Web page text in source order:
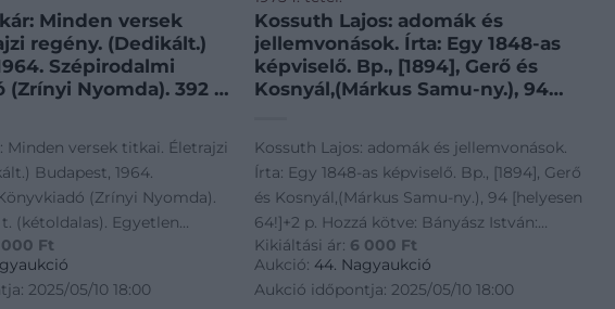
regény. (Dedikált.)
Szépirodalmi
(Zrínyi Nyomda). 392 +
minden
Ascher Oszkár.
Ascher Oszkár (1897-
díjas színész,
A mérnöknek
Oszkár munka
Budapest, 1964.
(Zrínyi Nyomda).
t. (kétoldalas). Egyetlen
"Latabár Kálmánnak,
Ascher Oszkár. 1964.
(1897-1965) Kossuth-
Ft
2025/05/10 18:00
Kossuth Lajos: adomák és
jellemvonások. Írta: Egy 1848-as
képviselő. Bp., [1894], Gerő és
Kosnyál,(Márkus Samu-ny.), 94
Irányregény. Veszprém, [1898.],
Köves és Boros Könyvkereskedése
148 p. Ritka! Átkötött félvászon-
kötésben, kopott borítóval, az első
mű címlapjának hátoldalán
Kossuth Lajos beragaszott
arcképével, a 2. részben a lapokon
Kossuth Lajos: adomák és jellemvonások.
Írta: Egy 1848-as képviselő. Bp., [1894], Gerő
és Kosnyál,(Márkus Samu-ny.), 94 [helyesen
64!]+2 p. Hozzá kötve: Bányász István:
Calypso. Irányregény. Veszprém, [1898.],
Köves és Boros Könyvkereskedése 148 p.
Ritka! Átkötött félvászon-kötésben, kopott
Kikiáltási ár: 6 000 Ft
Aukció: 44. Nagyaukció
Aukció időpontja: 2025/05/10 18:00